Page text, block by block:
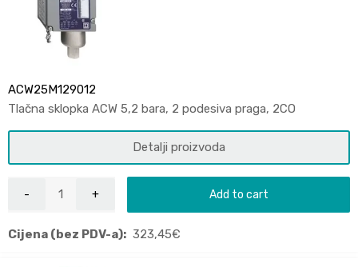
ACW25M129012
Tlačna sklopka ACW 5,2 bara, 2 podesiva praga, 2CO
Detalji proizvoda
Add to cart
Cijena (bez PDV-a): 323,45€